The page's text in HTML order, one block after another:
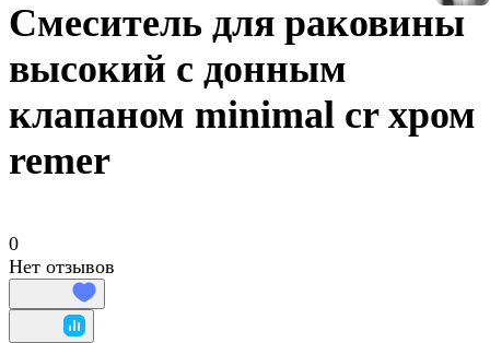
Смеситель для раковины
высокий с донным
клапаном minimal cr хром
remer
0
Нет отзывов